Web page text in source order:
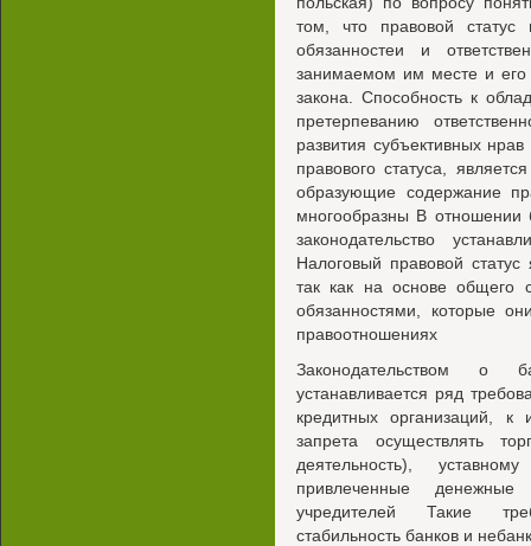
том, что правовой статус
обязанностеи и
занимаемом им месте и его
закона. Способность к
претерпеванию
развития субъективных
правового статуса,
образующие содержание
многообразны В отношении
законодательство
Налоговый правовой
так как на основе общего
обязанностями, которые
правоотношениях
Законодательством о
устанавливается ряд
кредитных организаций,
запрета осуществлять
деятельность),
привлеченные
учредителей Такие
стабильность банков и